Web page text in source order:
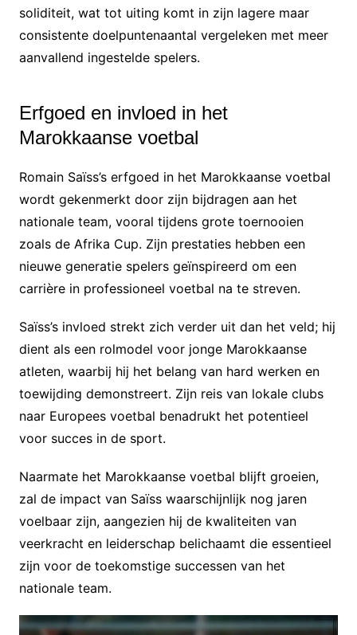
soliditeit, wat tot uiting komt in zijn lagere maar
consistente doelpuntenaantal vergeleken met meer
aanvallend ingestelde spelers.
Erfgoed en invloed in het
Marokkaanse voetbal
Romain Saïss’s erfgoed in het Marokkaanse voetbal
wordt gekenmerkt door zijn bijdragen aan het
nationale team, vooral tijdens grote toernooien
zoals de Afrika Cup. Zijn prestaties hebben een
nieuwe generatie spelers geïnspireerd om een
carrière in professioneel voetbal na te streven.
Saïss’s invloed strekt zich verder uit dan het veld; hij
dient als een rolmodel voor jonge Marokkaanse
atleten, waarbij hij het belang van hard werken en
toewijding demonstreert. Zijn reis van lokale clubs
naar Europees voetbal benadrukt het potentieel
voor succes in de sport.
Naarmate het Marokkaanse voetbal blijft groeien,
zal de impact van Saïss waarschijnlijk nog jaren
voelbaar zijn, aangezien hij de kwaliteiten van
veerkracht en leiderschap belichaamt die essentieel
zijn voor de toekomstige successen van het
nationale team.